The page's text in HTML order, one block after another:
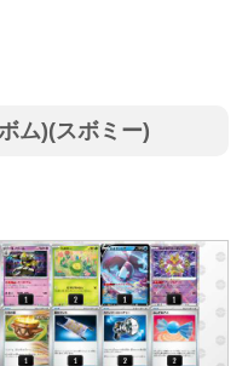
ム)(スボミー)